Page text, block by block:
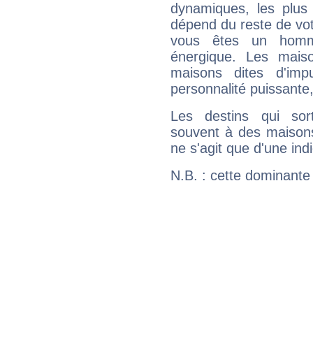
dynamiques, les
dépend du reste de
vous êtes un
énergique. Les
maisons dites
personnalité
Les destins qui
souvent à des
ne s'agit que d'une
N.B. : cette